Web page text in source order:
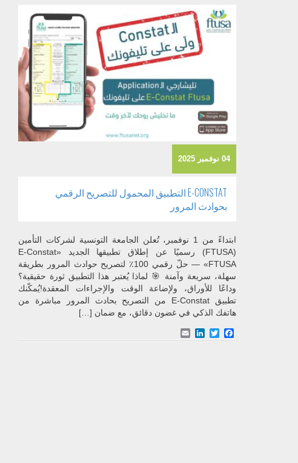
04 نوفمبر 2025
E-CONSTAT التطبيق المحمول للتصريح الرقمي
بحوادث المرور
ابتداءً من 1 نوفمبر، تُعلن الجامعة التونسية لشركات التأمين
(FTUSA) رسميًا عن إطلاق تطبيقها الجديد «E-Constat
FTUSA» — حلّ رقمي 100٪ لتصريح حوادث المرور بطريقة
سهلة، سريعة وآمنة 🎯 لماذا يُعتبر هذا التطبيق ثورة حقيقية؟
وداعًا للأوراق، ولإضاعة الوقت والإجراءات المعقدة!يُمكّنك
تطبيق E-Constat من التصريح بحادث المرور مباشرة من
هاتفك الذكي في غضون دقائق، مع ضمان […]
Facebook
Twitter
LinkedIn